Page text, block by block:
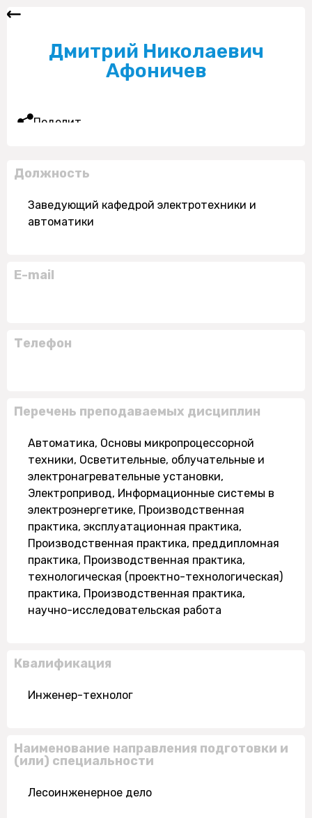
Дмитрий Николаевич
Афоничев
Поделиться
Должность
Заведующий кафедрой электротехники и
автоматики
E-mail
Телефон
Перечень преподаваемых дисциплин
Автоматика, Основы микропроцессорной
техники, Осветительные, облучательные и
электронагревательные установки,
Электропривод, Информационные системы в
электроэнергетике, Производственная
практика, эксплуатационная практика,
Производственная практика, преддипломная
практика, Производственная практика,
технологическая (проектно-технологическая)
практика, Производственная практика,
научно-исследовательская работа
Квалификация
Инженер-технолог
Наименование направления подготовки и
(или) специальности
Лесоинженерное дело